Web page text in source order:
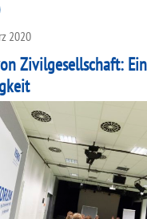
2020
Zivilgesellschaft: